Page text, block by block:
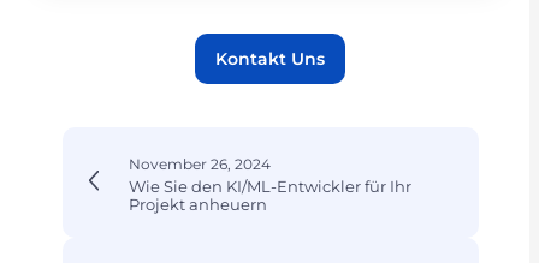
Kontakt Uns
November 26, 2024
Wie Sie den KI/ML-Entwickler für Ihr
Projekt anheuern